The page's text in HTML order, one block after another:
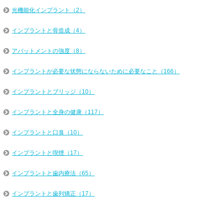
光機能化インプラント（2）
インプラントと骨造成（4）
アバットメントの強度（8）
インプラントが必要な状態にならないために必要なこと（166）
インプラントとブリッジ（10）
インプラントと全身の健康（117）
インプラントと口臭（10）
インプラントと喫煙（17）
インプラントと歯内療法（65）
インプラントと歯列矯正（17）